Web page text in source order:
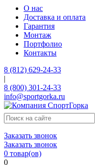
О нас
Доставка и оплата
Гарантия
Монтаж
Портфолио
Контакты
8 (812) 629-24-33
|
8 (800) 301-24-33
info@sportgorka.ru
Заказать звонок
Заказать звонок
0 товар(ов)
0